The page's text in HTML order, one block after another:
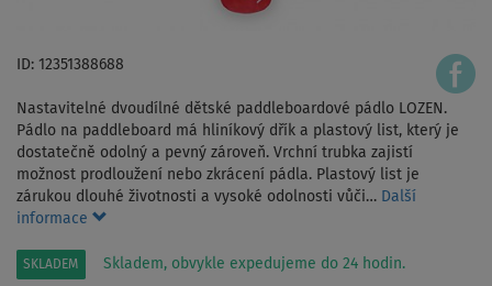
ID: 12351388688
Nastavitelné dvoudílné dětské paddleboardové pádlo LOZEN.
Pádlo na paddleboard má hliníkový dřík a plastový list, který je
dostatečně odolný a pevný zároveň. Vrchní trubka zajistí
možnost prodloužení nebo zkrácení pádla. Plastový list je
zárukou dlouhé životnosti a vysoké odolnosti vůči… Další
informace
SKLADEM Skladem, obvykle expedujeme do 24 hodin.